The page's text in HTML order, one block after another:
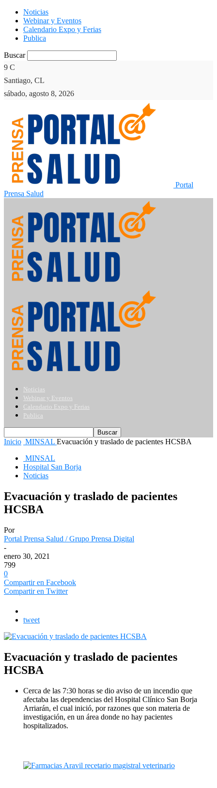
Noticias
Webinar y Eventos
Calendario Expo y Ferias
Publica
Buscar
9 C
Santiago, CL
sábado, agosto 8, 2026
Portal
Prensa Salud
Noticias
Webinar y Eventos
Calendario Expo y Ferias
Publica
Inicio MINSAL Evacuación y traslado de pacientes HCSBA
MINSAL
Hospital San Borja
Noticias
Evacuación y traslado de pacientes
HCSBA
Por
Portal Prensa Salud / Grupo Prensa Digital
-
enero 30, 2021
799
0
Compartir en Facebook
Compartir en Twitter
tweet
Evacuación y traslado de pacientes
HCSBA
Cerca de las 7:30 horas se dio aviso de un incendio que
afectaba las dependencias del Hospital Clínico San Borja
Arriarán, el cual inició, por razones que son materia de
investigación, en un área donde no hay pacientes
hospitalizados.